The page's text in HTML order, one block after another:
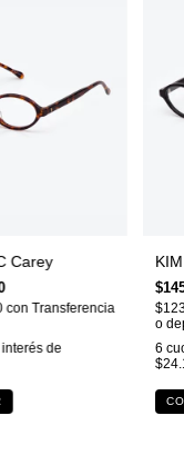
Carey
con Transferencia
de
o
6